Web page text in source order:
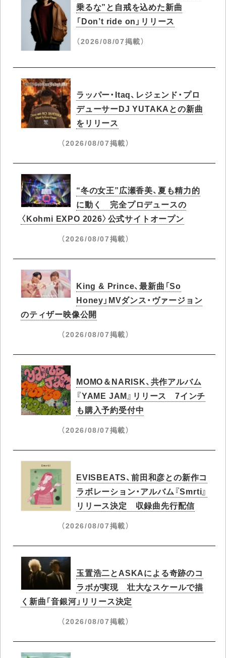
乗るな”と自戒を込めた新曲
「Don’t ride on」リリース
（2026/08/07掲載）
ラッパー・Itaq、レジェンド・プロ
デューサーDJ YUTAKAとの新曲
をリリース
（2026/08/07掲載）
“冬の女王”広瀬香美、夏も精力的
に動く 完全プロデュースの
〈Kohmi EXPO 2026〉公式サイトオープン
（2026/08/07掲載）
King & Prince、最新曲「So
Honey」MVダンス・ヴァージョン
のティザー映像公開
（2026/08/07掲載）
MOMO＆NARISK、共作アルバム
『YAME JAM』リリース 7インチ
も購入予約受付中
（2026/08/07掲載）
EVISBEATS、前田和彦との新作コ
ラボレーション・アルバム『Smrti』
リリース決定 収録曲先行配信
（2026/08/07掲載）
玉置浩二とASKAによる奇跡のコ
ラボが実現 壮大なスケールで描
く新曲「音銀河」リリース決定
（2026/08/07掲載）